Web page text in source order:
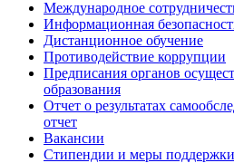
Международное
Информационная
Дистанционное обучение
Противодействие коррупции
Предписания органов
образования
Отчет о результатах
отчет
Вакансии
Стипендии и меры